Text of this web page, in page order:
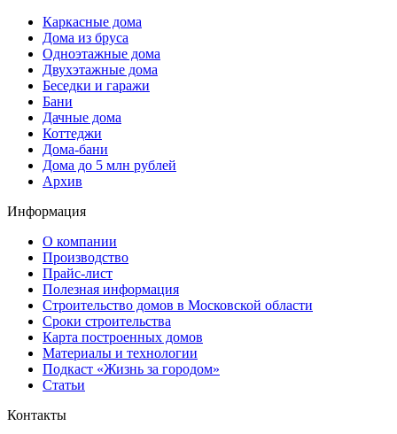
Каркасные дома
Дома из бруса
Одноэтажные дома
Двухэтажные дома
Беседки и гаражи
Бани
Дачные дома
Коттеджи
Дома-бани
Дома до 5 млн рублей
Архив
Информация
О компании
Производство
Прайс-лист
Полезная информация
Строительство домов в Московской области
Сроки строительства
Карта построенных домов
Материалы и технологии
Подкаст «Жизнь за городом»
Статьи
Контакты